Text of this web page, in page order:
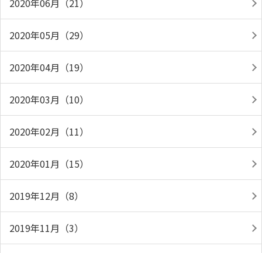
2020年06月（21）
2020年05月（29）
2020年04月（19）
2020年03月（10）
2020年02月（11）
2020年01月（15）
2019年12月（8）
2019年11月（3）